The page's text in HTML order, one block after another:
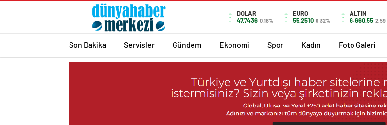
DOLAR
47,7436 0.18%
EURO
55,2510 0.32%
ALTIN
6.660,55 2,59
Son Dakika Servisler Gündem Ekonomi Spor Kadın Foto Galeri